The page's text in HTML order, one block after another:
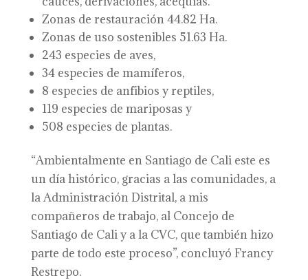
Zonas de restauración 44.82 Ha.
Zonas de uso sostenibles 51.63 Ha.
243 especies de aves,
34 especies de mamíferos,
8 especies de anfibios y reptiles,
119 especies de mariposas y
508 especies de plantas.
“Ambientalmente en Santiago de Cali este es
un día histórico, gracias a las comunidades, a
la Administración Distrital, a mis
compañeros de trabajo, al Concejo de
Santiago de Cali y a la CVC, que también hizo
parte de todo este proceso”, concluyó Francy
Restrepo.